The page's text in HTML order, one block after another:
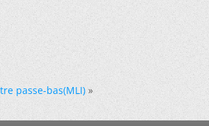
passe-bas(MLI) »